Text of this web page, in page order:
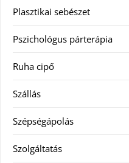
Plasztikai sebészet
Pszichológus párterápia
Ruha cipő
Szállás
Szépségápolás
Szolgáltatás